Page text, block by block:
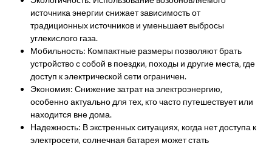
источника энергии снижает зависимость от
традиционных источников и уменьшает выбросы
углекислого газа.
Мобильность: Компактные размеры позволяют брать
устройство с собой в поездки‚ походы и другие места‚ где
доступ к электрической сети ограничен.
Экономия: Снижение затрат на электроэнергию‚
особенно актуально для тех‚ кто часто путешествует или
находится вне дома.
Надежность: В экстренных ситуациях‚ когда нет доступа к
электросети‚ солнечная батарея может стать